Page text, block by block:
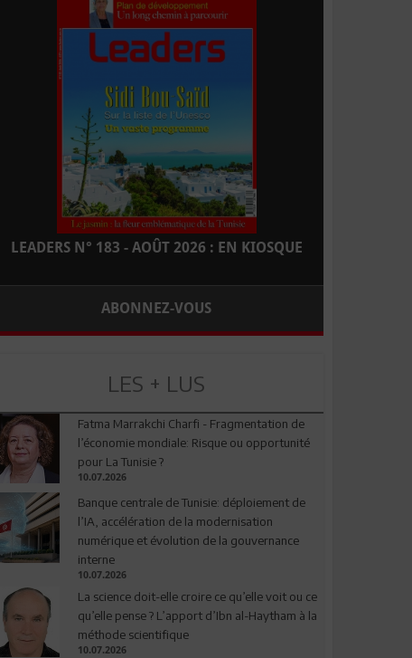
LEADERS N° 183 - AOÛT 2026 : EN KIOSQUE
ABONNEZ-VOUS
LES + LUS
Fatma Marrakchi Charfi - Fragmentation de
l’économie mondiale: Risque ou opportunité
pour La Tunisie ?
10.07.2026
Banque centrale de Tunisie: déploiement de
l’IA, accélération de la modernisation
numérique et évolution de la gouvernance
interne
10.07.2026
La science doit-elle croire ce qu’elle voit ou ce
qu’elle pense ? L’apport d’Ibn al-Haytham à la
méthode scientifique
10.07.2026